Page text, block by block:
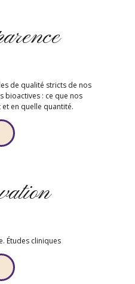
de qualité stricts de nos
bioactives : ce que nos
en quelle quantité.
Études cliniques